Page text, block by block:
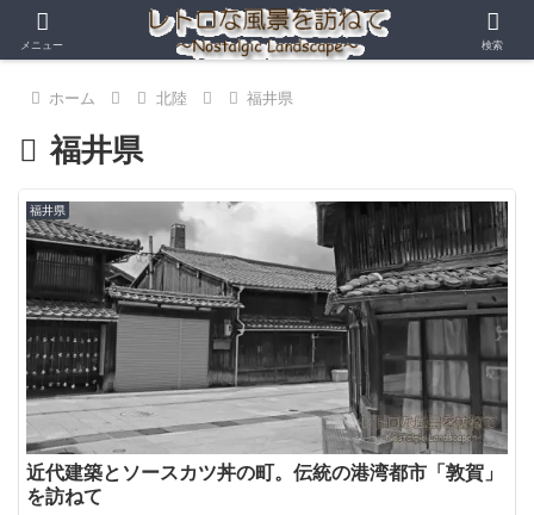
ホーム 北陸 福井県
福井県
福井県
近代建築とソースカツ丼の町。伝統の港湾都市「敦賀」
を訪ねて
メニュー 検索